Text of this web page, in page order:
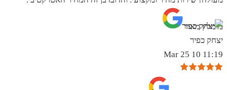
מומלץ מאוד
יצחק כפיר
11:19 10 Mar 25